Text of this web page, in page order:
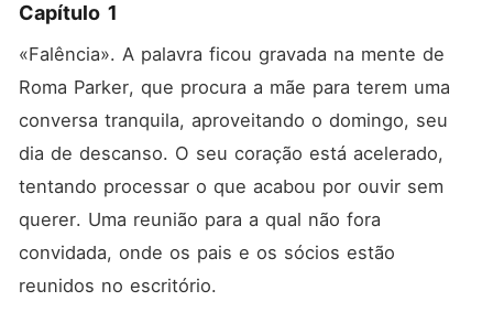
comercial de margarina. Ela
só quer sobreviver. Mas, por
trás da indiferença e dos
olhares dele para a
jogo muito mais obscuro.
Cada humilhação a
endurece. Cada toque
acidental a queima. Até que
quero ser tua mulher!»
Capítulo 1
«Falência». A palavra ficou gravada na mente de
Roma Parker, que procura a mãe para terem uma
conversa tranquila, aproveitando o domingo, seu
dia de descanso. O seu coração está acelerado,
tentando processar o que acabou por ouvir sem
querer. Uma reunião para a qual não fora
convidada, onde os pais e os sócios estão
reunidos no escritório.